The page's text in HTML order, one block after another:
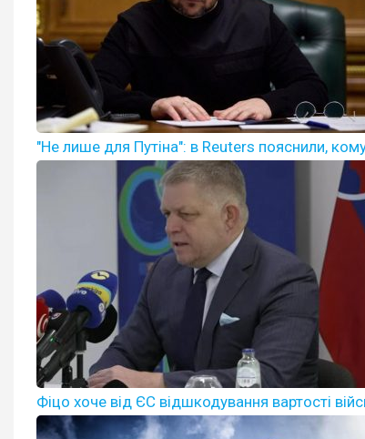
"Не лише для Путіна": в Reuters пояснили,
Фіцо хоче від ЄС відшкодування вартості